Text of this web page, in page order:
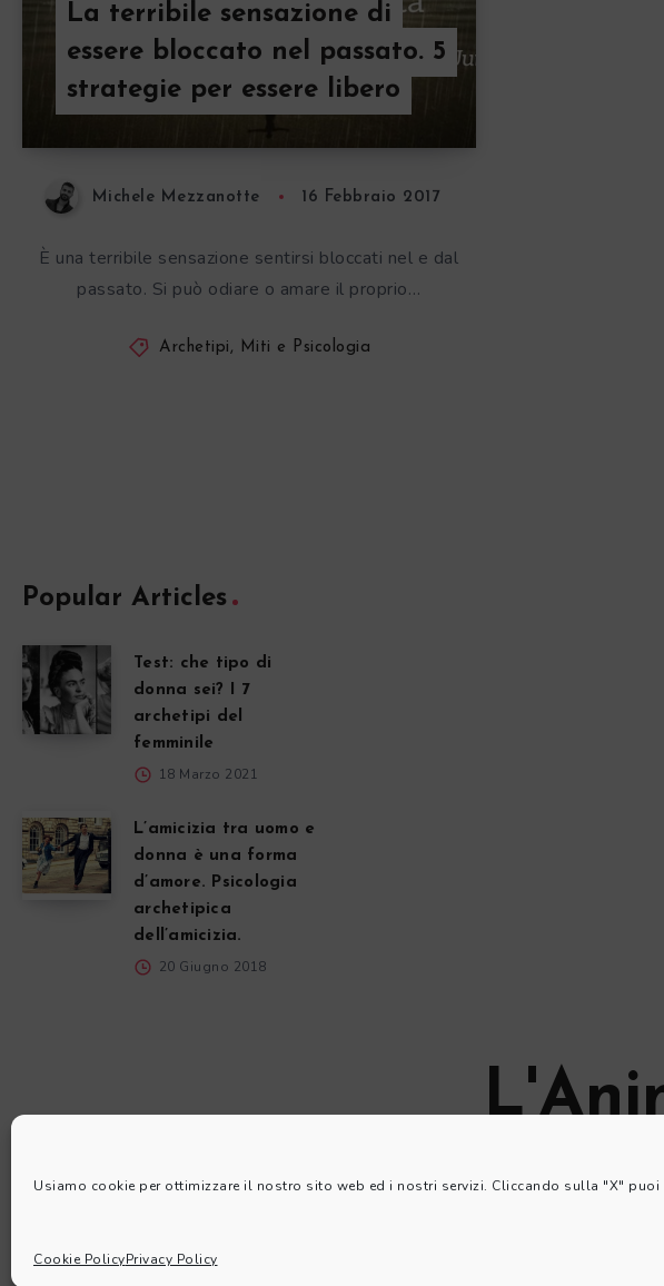
Usiamo cookie per ottimizzare il nostro sito web ed i nostri servizi. Cliccando sulla "X" puoi
Cookie PolicyPrivacy Policy
La terribile sensazione di
essere bloccato nel passato. 5
strategie per essere libero
Michele Mezzanotte 16 Febbraio 2017
È una terribile sensazione sentirsi bloccati nel e dal
passato. Si può odiare o amare il proprio…
Archetipi, Miti e Psicologia
Popular Articles
Test: che tipo di
donna sei? I 7
archetipi del
femminile
18 Marzo 2021
L’amicizia tra uomo e
donna è una forma
d’amore. Psicologia
archetipica
dell’amicizia.
20 Giugno 2018